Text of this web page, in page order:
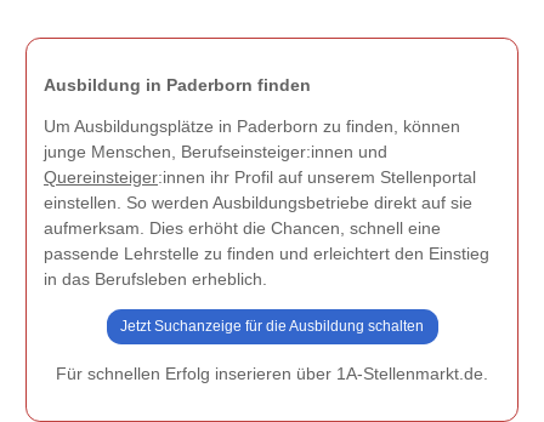
Ausbildung in Paderborn finden
Um Ausbildungsplätze in Paderborn zu finden, können
junge Menschen, Berufseinsteiger:innen und
Quereinsteiger:innen ihr Profil auf unserem Stellenportal
einstellen. So werden Ausbildungsbetriebe direkt auf sie
aufmerksam. Dies erhöht die Chancen, schnell eine
passende Lehrstelle zu finden und erleichtert den Einstieg
in das Berufsleben erheblich.
Jetzt Suchanzeige für die Ausbildung schalten
Für schnellen Erfolg inserieren über 1A-Stellenmarkt.de.